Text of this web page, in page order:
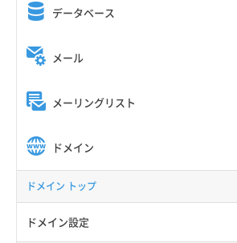
データベース
メール
メーリングリスト
ドメイン
ドメイン トップ
ドメイン設定